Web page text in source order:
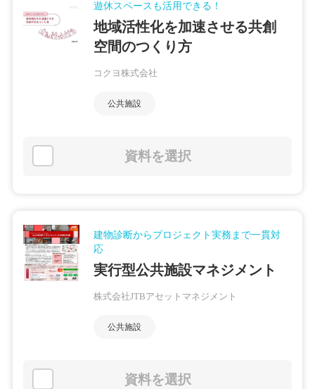
遊休スペースも活用できる！
地域活性化を加速させる共創
空間のつくり方
コクヨ株式会社
公共施設
資料を選択
建物診断からプロジェクト実務まで一貫対
応
実行型公共施設マネジメント
株式会社JTBアセットマネジメント
公共施設
資料を選択